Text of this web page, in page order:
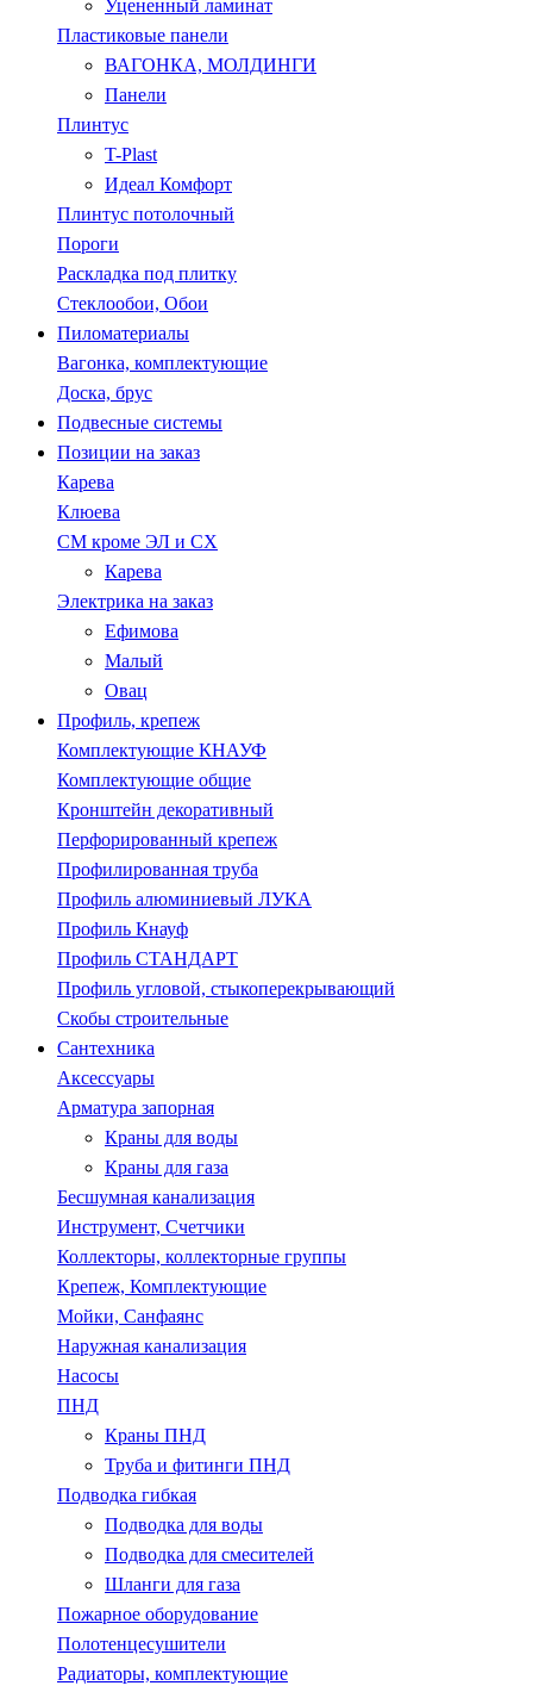
Уцененный ламинат
Пластиковые панели
ВАГОНКА, МОЛДИНГИ
Панели
Плинтус
T-Plast
Идеал Комфорт
Плинтус потолочный
Пороги
Раскладка под плитку
Стеклообои, Обои
Пиломатериалы
Вагонка, комплектующие
Доска, брус
Подвесные системы
Позиции на заказ
Карева
Клюева
СМ кроме ЭЛ и СХ
Карева
Электрика на заказ
Ефимова
Малый
Овац
Профиль, крепеж
Комплектующие КНАУФ
Комплектующие общие
Кронштейн декоративный
Перфорированный крепеж
Профилированная труба
Профиль алюминиевый ЛУКА
Профиль Кнауф
Профиль СТАНДАРТ
Профиль угловой, стыкоперекрывающий
Скобы строительные
Сантехника
Аксессуары
Арматура запорная
Краны для воды
Краны для газа
Бесшумная канализация
Инструмент, Счетчики
Коллекторы, коллекторные группы
Крепеж, Комплектующие
Мойки, Санфаянс
Наружная канализация
Насосы
ПНД
Краны ПНД
Труба и фитинги ПНД
Подводка гибкая
Подводка для воды
Подводка для смесителей
Шланги для газа
Пожарное оборудование
Полотенцесушители
Радиаторы, комплектующие